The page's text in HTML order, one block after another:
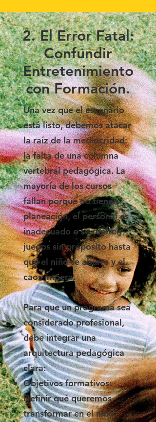
2. El Error Fatal:
Confundir
Entretenimiento
con Formación.
Una vez que el escenario
está listo, debemos atacar
la raíz de la mediocridad:
la falta de una columna
vertebral pedagógica. La
mayoría de los cursos
fallan porque no tienen
planeación, el personal es
inadecuado o se repiten
juegos sin propósito hasta
que el niño se aburre y el
caos impera.
Para que un programa sea
considerado profesional,
debe integrar una
arquitectura pedagógica
clara:
Objetivos formativos:
Definir qué queremos
transformar en el niño.